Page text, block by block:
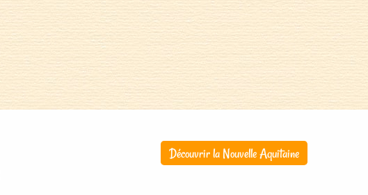
Découvrir la Nouvelle Aquitaine